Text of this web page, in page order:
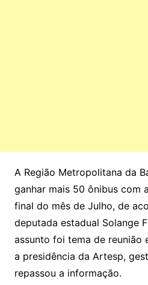
A Região Metropolitana da
ganhar mais 50 ônibus com
final do mês de Julho, de
deputada estadual Solange
assunto foi tema de reunião
a presidência da Artesp,
repassou a informação.